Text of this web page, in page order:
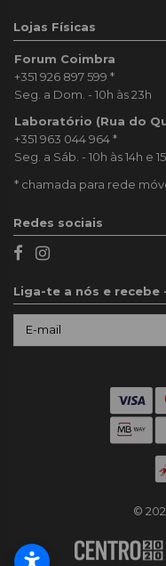
Lojas Físicas
Forum Coimbra
+351 926 897 599 *
Seg. a Dom. - 10h às 23h
Laboratório (Rua do
+351 963 044 964*
Seg. a Sáb. - 10h às 14h e
* chamada para rede
Redes sociais
Liga-te a nós e recebe
©